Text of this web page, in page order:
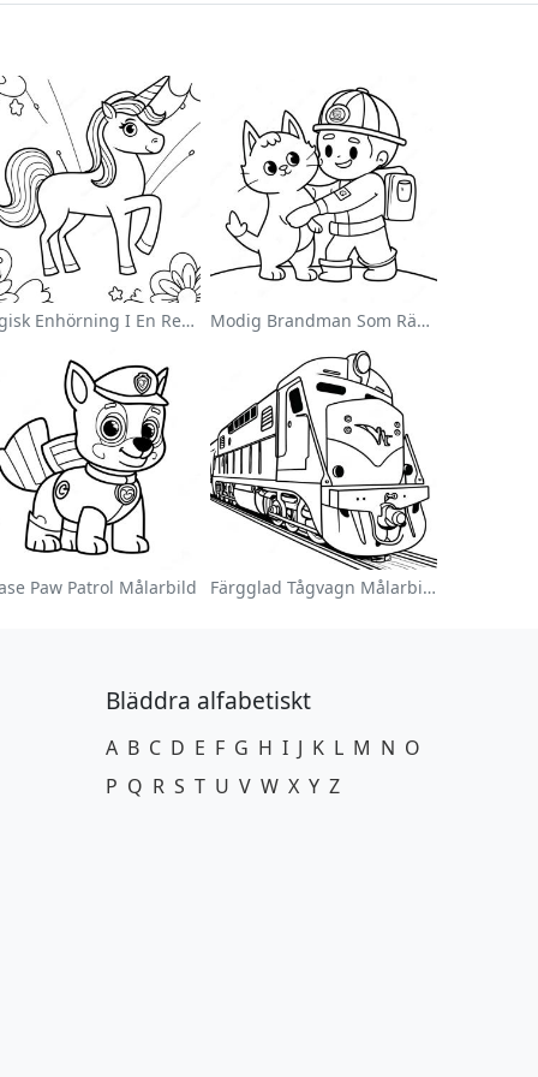
Magisk Enhörning I En Regnbåge Målarbild Modig Brandman Som Räddar En Katt Målarbild
Paw Patrol Målarbild Färgglad Tågvagn Målarbild
Bläddra alfabetiskt
A B C D E F G H I J K L M N O
P Q R S T U V W X Y Z